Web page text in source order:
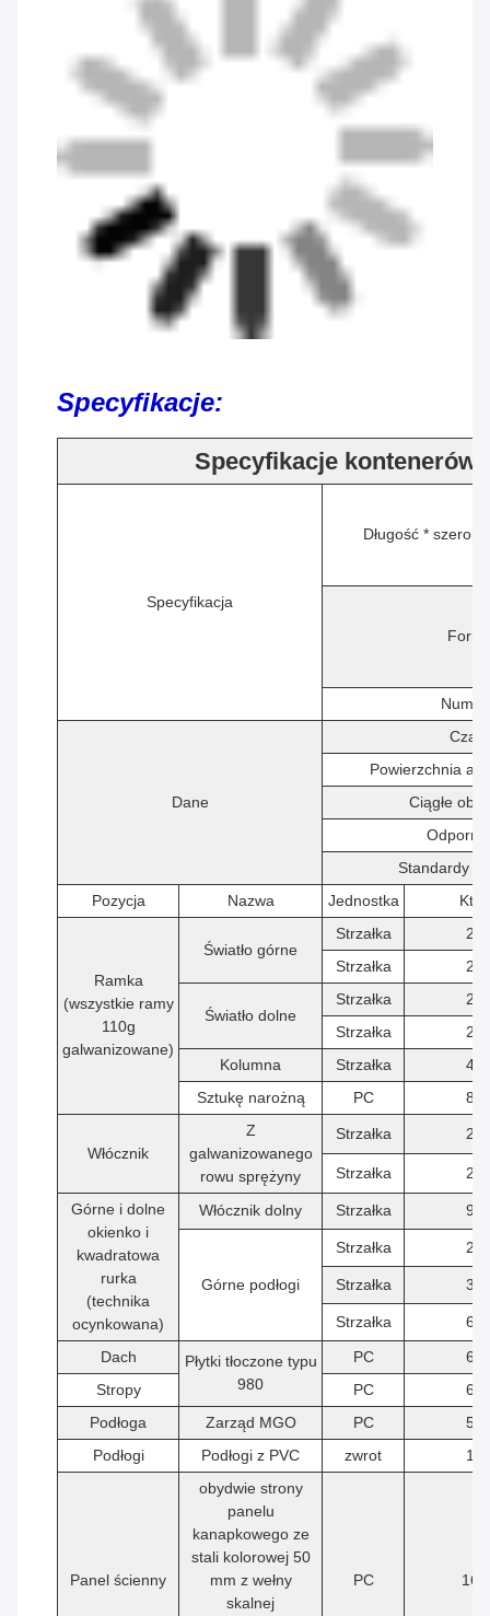
Specyfikacje:
Specyfikacje kontenerów
Specyfikacja
Długość *
Dane
Czas
Powierzchnia
Ciągłe
Standardy
Pozycja
Nazwa Jednostka Kty
Ramka
(wszystkie ramy
110g
galwanizowane)
Światło górne
Strzałka
2
Strzałka
2
Światło dolne
Strzałka
2
Strzałka
2
Kolumna
Strzałka
4
Sztukę narożną
PC 8
Włócznik
Z
galwanizowanego
rowu sprężyny
Strzałka 2
Strzałka 2
Górne i dolne
okienko i
kwadratowa
rurka
(technika
ocynkowana)
Włócznik dolny Strzałka 9
Górne podłogi
Strzałka 2
Strzałka 3
Strzałka
6
Dach
Płytki tłoczone typu
980
PC
6
Stropy
PC
6
Podłoga
Zarząd MGO PC
5
Podłogi
Podłogi z PVC zwrot 1
Panel ścienny
obydwie strony
panelu
kanapkowego ze
stali kolorowej 50
mm z wełny
skalnej
PC 16